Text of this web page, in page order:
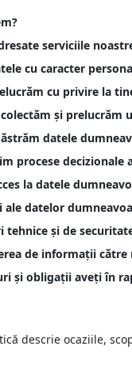
serviciile
cu caracter
cu privire la
și prelucrăm
datele
procese
la datele
ale datelor
tehnice și de
de informații către
și obligații aveți în
descrie ocaziile,